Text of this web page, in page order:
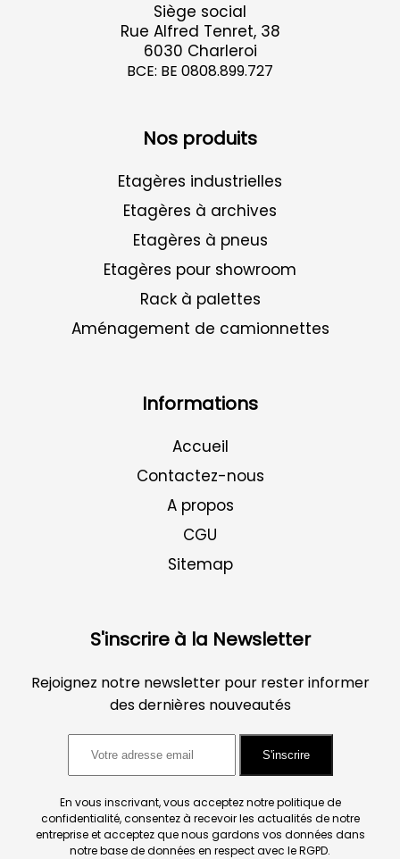
Siège social
Rue Alfred Tenret, 38
6030 Charleroi
BCE: BE 0808.899.727
Nos produits
Etagères industrielles
Etagères à archives
Etagères à pneus
Etagères pour showroom
Rack à palettes
Aménagement de camionnettes
Informations
Accueil
Contactez-nous
A propos
CGU
Sitemap
S'inscrire à la Newsletter
Rejoignez notre newsletter pour rester informer
des dernières nouveautés
S'inscrire
En vous inscrivant, vous acceptez notre politique de
confidentialité, consentez à recevoir les actualités de notre
entreprise et acceptez que nous gardons vos données dans
notre base de données en respect avec le RGPD.